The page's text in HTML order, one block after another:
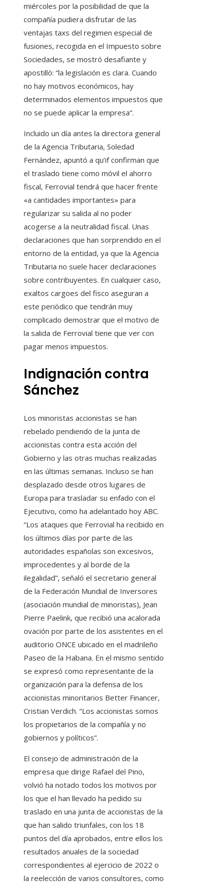
miércoles por la posibilidad de que la
compañía pudiera disfrutar de las
ventajas taxs del regimen especial de
fusiones, recogida en el Impuesto sobre
Sociedades, se mostró desafiante y
apostilló: “la legislación es clara. Cuando
no hay motivos económicos, hay
determinados elementos impuestos que
no se puede aplicar la empresa”.
Incluido un día antes la directora general
de la Agencia Tributaria, Soledad
Fernández, apuntó a qu’if confirman que
el traslado tiene como móvil el ahorro
fiscal, Ferrovial tendrá que hacer frente
«a cantidades importantes» para
regularizar su salida al no poder
acogerse a la neutralidad fiscal. Unas
declaraciones que han sorprendido en el
entorno de la entidad, ya que la Agencia
Tributaria no suele hacer declaraciones
sobre contribuyentes. En cualquier caso,
exaltos cargoes del fisco aseguran a
este periódico que tendrán muy
complicado demostrar que el motivo de
la salida de Ferrovial tiene que ver con
pagar menos impuestos.
Indignación contra
Sánchez
Los minoristas accionistas se han
rebelado pendiendo de la junta de
accionistas contra esta acción del
Gobierno y las otras muchas realizadas
en las últimas semanas. Incluso se han
desplazado desde otros lugares de
Europa para trasladar su enfado con el
Ejecutivo, como ha adelantado hoy ABC.
“Los ataques que Ferrovial ha recibido en
los últimos días por parte de las
autoridades españolas son excesivos,
improcedentes y al borde de la
ilegalidad”, señaló el secretario general
de la Federación Mundial de Inversores
(asociación mundial de minoristas), Jean
Pierre Paelink, que recibió una acalorada
ovación por parte de los asistentes en el
auditorio ONCE ubicado en el madrileño
Paseo de la Habana. En el mismo sentido
se expresó como representante de la
organización para la defensa de los
accionistas minoritarios Better Financer,
Cristian Verdich. “Los accionistas somos
los propietarios de la compañía y no
gobiernos y políticos”.
El consejo de administración de la
empresa que dirige Rafael del Pino,
volvió ha notado todos los motivos por
los que el han llevado ha pedido su
traslado en una junta de accionistas de la
que han salido triunfales, con los 18
puntos del día aprobados, entre ellos los
resultados anuales de la sociedad
correspondientes al ejercicio de 2022 o
la reelección de varios consultores, como